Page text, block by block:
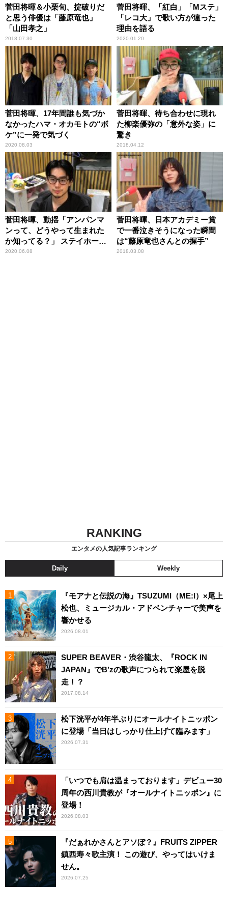
菅田将暉＆小栗旬、掟破りだ
と思う俳優は「藤原竜也」
「山田孝之」
2018.07.30
菅田将暉、「紅白」「Mステ」
「レコ大」で歌い方が違った
理由を語る
2020.01.20
菅田将暉、17年間誰も気づか
なかったハマ・オカモトの“ボ
ケ”に一発で気づく
2020.08.03
菅田将暉、待ち合わせに現れ
た柳楽優弥の「意外な姿」に
驚き
2018.04.12
菅田将暉、動揺「アンパンマ
ンって、どうやって生まれた
か知ってる？」 ステイホーム
中に偶然見たアニメに衝撃
2020.06.08
菅田将暉、日本アカデミー賞
で一番泣きそうになった瞬間
は“藤原竜也さんとの握手”
2018.03.08
RANKING
エンタメの人気記事ランキング
Daily Weekly
『モアナと伝説の海』TSUZUMI（ME:I）×尾上
松也、ミュージカル・アドベンチャーで美声を
響かせる
2026.08.01
SUPER BEAVER・渋谷龍太、『ROCK IN
JAPAN』でB’zの歌声につられて楽屋を脱
走！？
2017.08.14
松下洸平が4年半ぶりにオールナイトニッポン
に登場「当日はしっかり仕上げて臨みます」
2026.07.31
「いつでも肩は温まっております」デビュー30
周年の西川貴教が『オールナイトニッポン』に
登場！
2026.08.03
『だぁれかさんとアソぼ？』FRUITS ZIPPER
鎮西寿々歌主演！ この遊び、やってはいけま
せん。
2026.07.25